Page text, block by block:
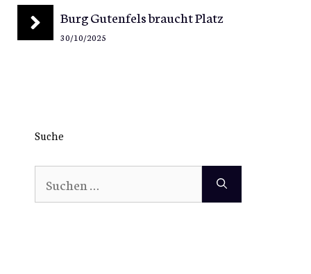
Burg Gutenfels braucht Platz
30/10/2025
Suche
Suchen
nach: